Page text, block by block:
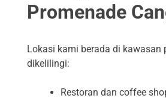
Promenade
Lokasi kami berada di kawasan
dikelilingi:
Restoran dan coffee